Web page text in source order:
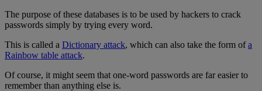
The purpose of these databases is to be used by hackers to crack
passwords simply by trying every word.
This is called a Dictionary attack, which can also take the form ofa
Rainbow table attack.
Of course, it might seem that one-word passwords are far easier to
remember than anything else is.